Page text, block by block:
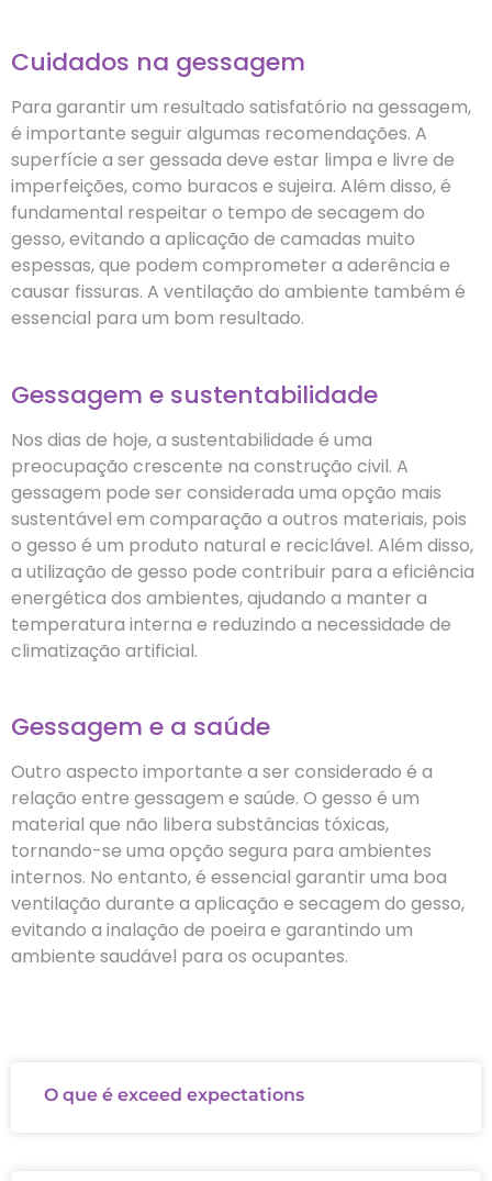
Cuidados na gessagem
Para garantir um resultado satisfatório na gessagem,
é importante seguir algumas recomendações. A
superfície a ser gessada deve estar limpa e livre de
imperfeições, como buracos e sujeira. Além disso, é
fundamental respeitar o tempo de secagem do
gesso, evitando a aplicação de camadas muito
espessas, que podem comprometer a aderência e
causar fissuras. A ventilação do ambiente também é
essencial para um bom resultado.
Gessagem e sustentabilidade
Nos dias de hoje, a sustentabilidade é uma
preocupação crescente na construção civil. A
gessagem pode ser considerada uma opção mais
sustentável em comparação a outros materiais, pois
o gesso é um produto natural e reciclável. Além disso,
a utilização de gesso pode contribuir para a eficiência
energética dos ambientes, ajudando a manter a
temperatura interna e reduzindo a necessidade de
climatização artificial.
Gessagem e a saúde
Outro aspecto importante a ser considerado é a
relação entre gessagem e saúde. O gesso é um
material que não libera substâncias tóxicas,
tornando-se uma opção segura para ambientes
internos. No entanto, é essencial garantir uma boa
ventilação durante a aplicação e secagem do gesso,
evitando a inalação de poeira e garantindo um
ambiente saudável para os ocupantes.
O que é exceed expectations